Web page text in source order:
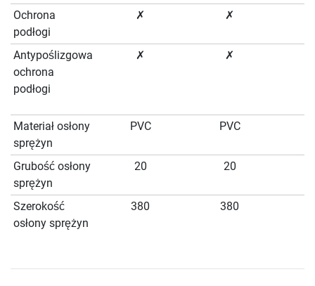
Ochrona
podłogi
✗ ✗
Antypoślizgowa
ochrona
podłogi
✗ ✗
Materiał osłony
sprężyn
PVC PVC
Grubość osłony
sprężyn
20 20
Szerokość
osłony sprężyn
380 380